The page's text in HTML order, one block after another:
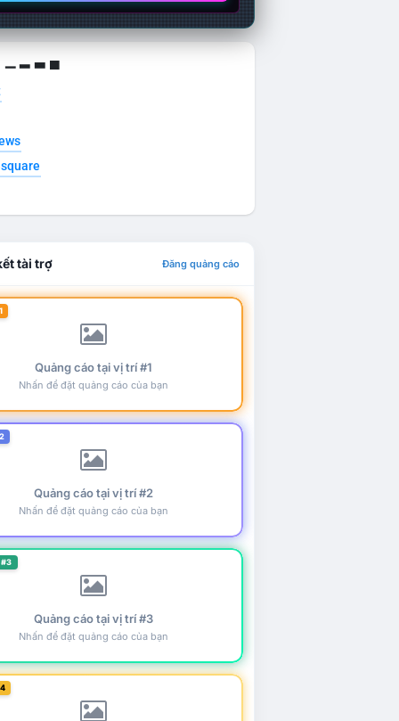
▁ ▂ ▃ ▄
tài trợ Đăng quảng cáo
Quảng cáo tại vị trí #1
Nhấn để đặt quảng cáo của bạn
Quảng cáo tại vị trí #2
Nhấn để đặt quảng cáo của bạn
Quảng cáo tại vị trí #3
Nhấn để đặt quảng cáo của bạn